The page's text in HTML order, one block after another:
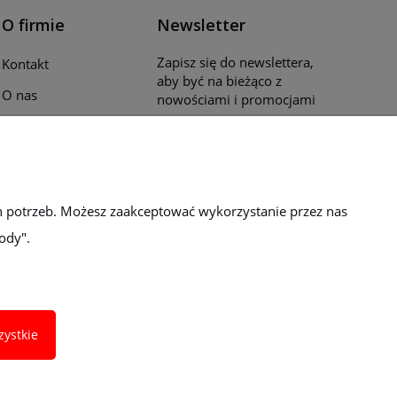
O firmie
Kontakt
O nas
Newsletter
Zapisz się do newslettera,
aby być na bieżąco z
nowościami i promocjami
Możesz zaakceptować wykorzystanie przez nas